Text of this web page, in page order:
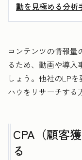
動を見極める分析
コンテンツの情報量
るため、動画や導入
しょう。他社のLP
ハウをリサーチする
CPA（顧客
る